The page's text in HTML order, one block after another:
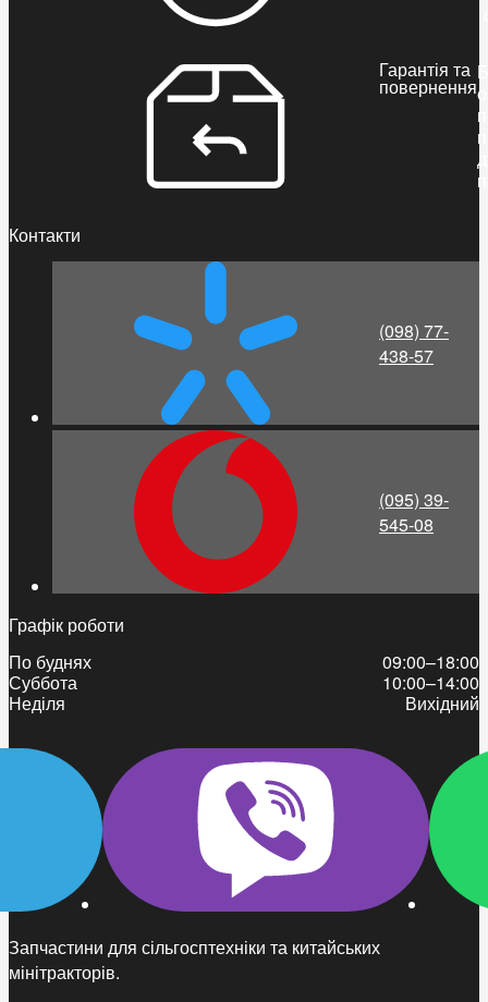
Гарантія та
повернення
Запчастини для сільгосптехніки та китайських
мінітракторів.
Контакти
(098) 77-
438-57
(095) 39-
545-08
Графік роботи
По буднях
09:00–18:00
Суббота
10:00–14:00
Неділя
Вихідний